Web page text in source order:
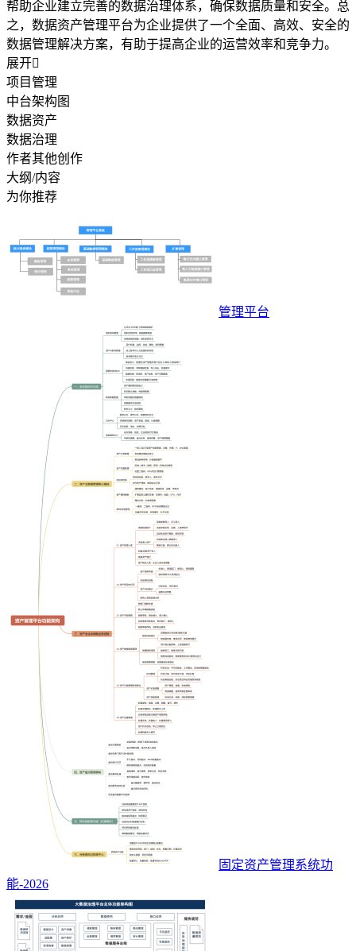
帮助企业建立完善的数据治理体系，确保数据质量和安全。总
之，数据资产管理平台为企业提供了一个全面、高效、安全的
数据管理解决方案，有助于提高企业的运营效率和竞争力。
展开
项目管理
中台架构图
数据资产
数据治理
作者其他创作
大纲/内容
为你推荐
管理平台
固定资产管理系统功
能-2026